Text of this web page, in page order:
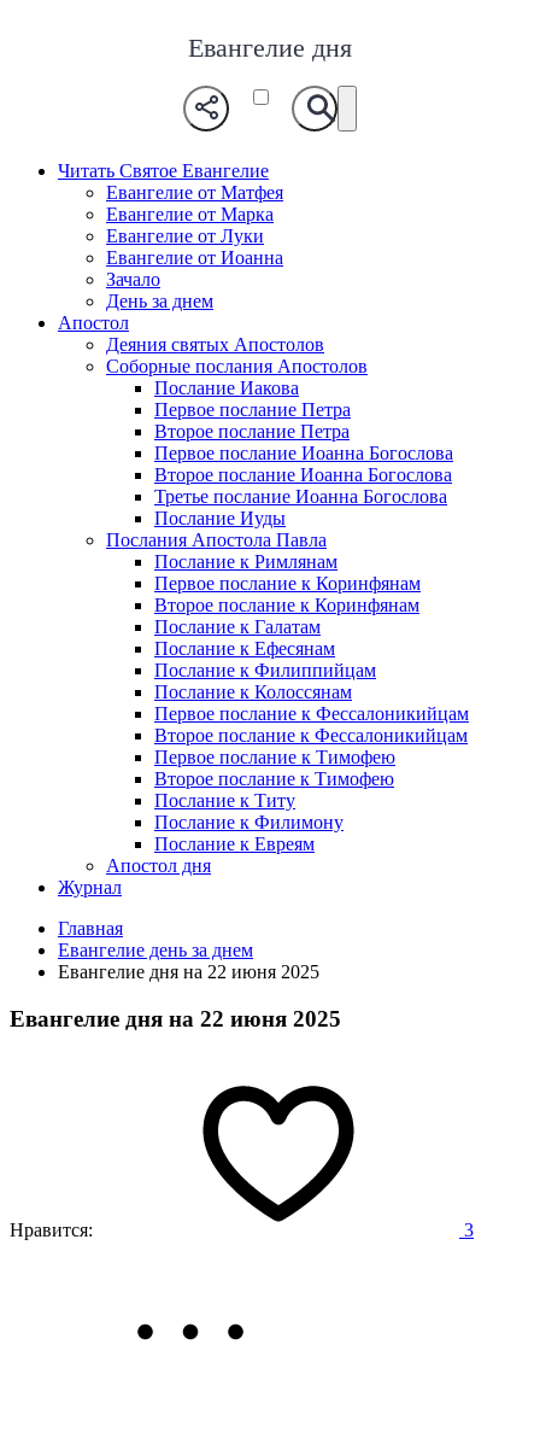
Евангелие дня
Читать Святое Евангелие
Евангелие от Матфея
Евангелие от Марка
Евангелие от Луки
Евангелие от Иоанна
Зачало
День за днем
Апостол
Деяния святых Апостолов
Соборные послания Апостолов
Послание Иакова
Первое послание Петра
Второе послание Петра
Первое послание Иоанна Богослова
Второе послание Иоанна Богослова
Третье послание Иоанна Богослова
Послание Иуды
Послания Апостола Павла
Послание к Римлянам
Первое послание к Коринфянам
Второе послание к Коринфянам
Послание к Галатам
Послание к Ефесянам
Послание к Филиппийцам
Послание к Колоссянам
Первое послание к Фессалоникийцам
Второе послание к Фессалоникийцам
Первое послание к Тимофею
Второе послание к Тимофею
Послание к Титу
Послание к Филимону
Послание к Евреям
Апостол дня
Журнал
Главная
Евангелие день за днем
Евангелие дня на 22 июня 2025
Евангелие дня на 22 июня 2025
Нравится: 3